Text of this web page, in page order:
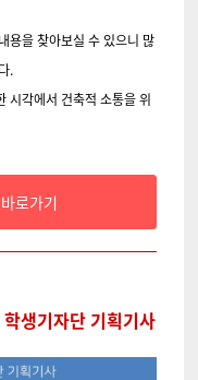
용을 찾아보실 수 있으니 많
.
시각에서 건축적 소통을 위
로가기
생기자단 기획기사